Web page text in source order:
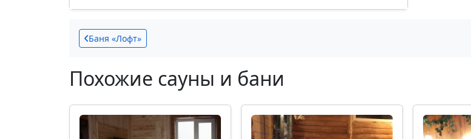
Баня «Лофт»
Похожие сауны и бани